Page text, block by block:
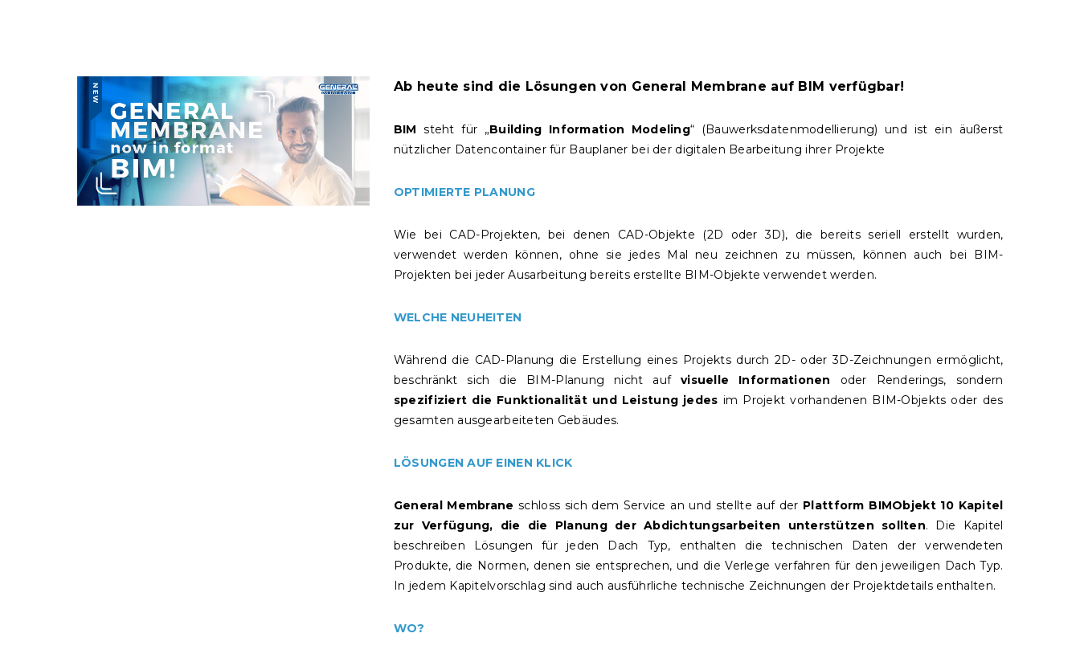
Ab heute sind die Lösungen von General Membrane auf BIM verfügbar!
BIMsteht für „Building Information Modeling“ (Bauwerksdatenmodellierung) und ist ein äußerst
nützlicher Datencontainer für Bauplaner bei der digitalen Bearbeitung ihrer Projekte
OPTIMIERTE PLANUNG
Wie bei CAD-Projekten, bei denen CAD-Objekte (2D oder 3D), die bereits seriell erstellt wurden,
verwendet werden können, ohne sie jedes Mal neu zeichnen zu müssen, können auch bei BIM-
Projekten bei jeder Ausarbeitung bereits erstellte BIM-Objekte verwendet werden.
WELCHE NEUHEITEN
Während die CAD-Planung die Erstellung eines Projekts durch 2D- oder 3D-Zeichnungen ermöglicht,
beschränkt sich die BIM-Planung nicht aufvisuelle Informationen oder Renderings, sondern
spezifiziert die Funktionalität und Leistung jedes im Projekt vorhandenen BIM-Objekts oder des
gesamten ausgearbeiteten Gebäudes.
LÖSUNGEN AUF EINEN KLICK
General Membrane schloss sich dem Service an und stellte auf der Plattform BIMObjekt 10 Kapitel
zur Verfügung, die die Planung der Abdichtungsarbeiten unterstützen sollten. Die Kapitel
beschreiben Lösungen für jeden Dach Typ, enthalten die technischen Daten der verwendeten
Produkte, die Normen, denen sie entsprechen, und die Verlege verfahren für den jeweiligen Dach Typ.
In jedem Kapitelvorschlag sind auch ausführliche technische Zeichnungen der Projektdetails enthalten.
WO?